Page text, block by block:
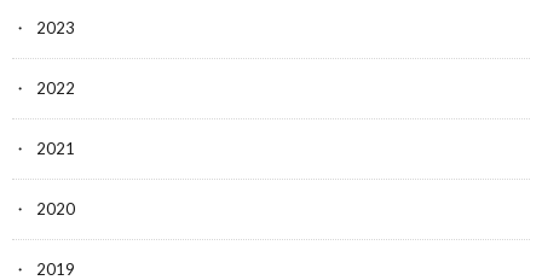
2023
2022
2021
2020
2019